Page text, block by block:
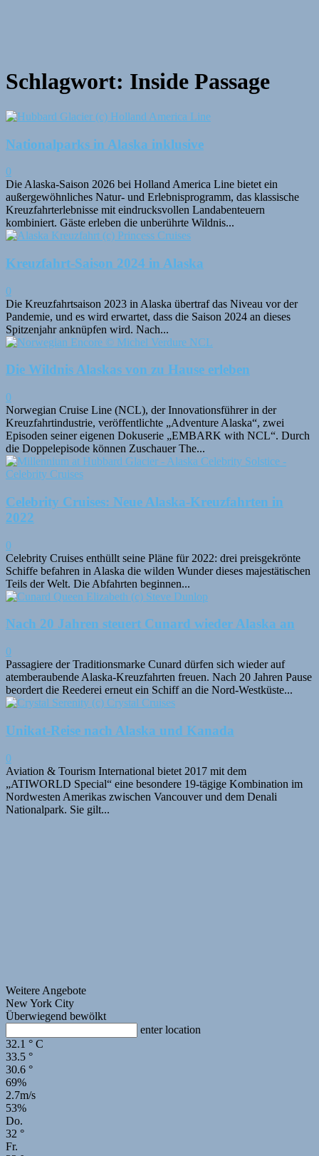
Schlagwort: Inside Passage
Nationalparks in Alaska inklusive
0
Die Alaska-Saison 2026 bei Holland America Line bietet ein
außergewöhnliches Natur- und Erlebnisprogramm, das klassische
Kreuzfahrterlebnisse mit eindrucksvollen Landabenteuern
kombiniert. Gäste erleben die unberührte Wildnis...
Kreuzfahrt-Saison 2024 in Alaska
0
Die Kreuzfahrtsaison 2023 in Alaska übertraf das Niveau vor der
Pandemie, und es wird erwartet, dass die Saison 2024 an dieses
Spitzenjahr anknüpfen wird. Nach...
Die Wildnis Alaskas von zu Hause erleben
0
Norwegian Cruise Line (NCL), der Innovationsführer in der
Kreuzfahrtindustrie, veröffentlichte „Adventure Alaska“, zwei
Episoden seiner eigenen Dokuserie „EMBARK with NCL“. Durch
die Doppelepisode können Zuschauer The...
Celebrity Cruises: Neue Alaska-Kreuzfahrten in
2022
0
Celebrity Cruises enthüllt seine Pläne für 2022: drei preisgekrönte
Schiffe befahren in Alaska die wilden Wunder dieses majestätischen
Teils der Welt. Die Abfahrten beginnen...
Nach 20 Jahren steuert Cunard wieder Alaska an
0
Passagiere der Traditionsmarke Cunard dürfen sich wieder auf
atemberaubende Alaska-Kreuzfahrten freuen. Nach 20 Jahren Pause
beordert die Reederei erneut ein Schiff an die Nord-Westküste...
Unikat-Reise nach Alaska und Kanada
0
Aviation & Tourism International bietet 2017 mit dem
„ATIWORLD Special“ eine besondere 19-tägige Kombination im
Nordwesten Amerikas zwischen Vancouver und dem Denali
Nationalpark. Sie gilt...
Weitere Angebote
New York City
Überwiegend bewölkt
enter location
32.1 ° C
33.5 °
30.6 °
69%
2.7m/s
53%
Do.
32 °
Fr.